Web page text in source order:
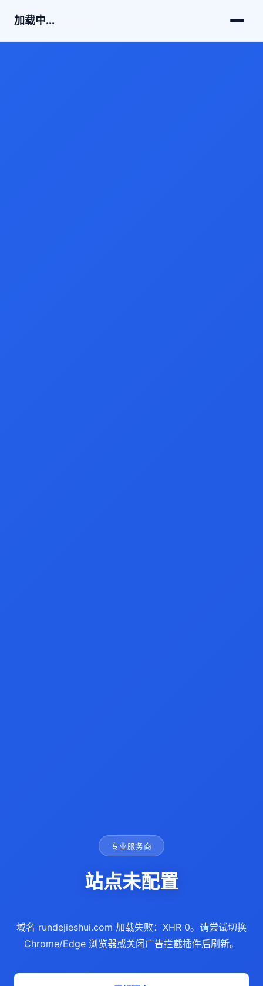
加载中...
专业服务商
站点未配置
域名 rundejieshui.com 加载失败：XHR 0。请尝试切换
Chrome/Edge 浏览器或关闭广告拦截插件后刷新。